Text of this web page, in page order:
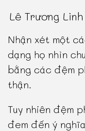
Lê Trương
Nhận xét một
dạng họ nhìn
bằng các đệm
thận.
Tuy nhiên đệm
đem đến ý